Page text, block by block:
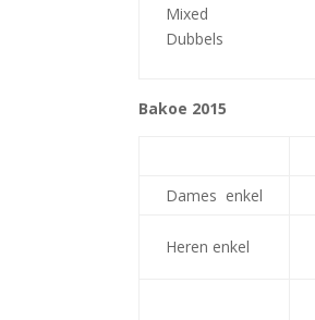
Mixed
Dubbels
Bakoe 2015
Dames enkel
Heren enkel